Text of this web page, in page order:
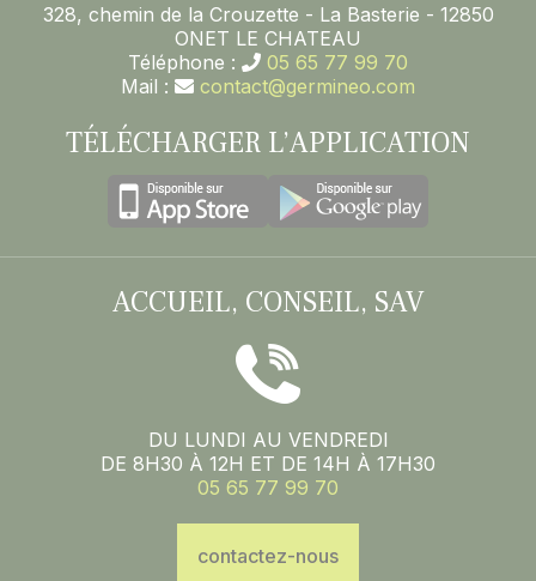
328, chemin de la Crouzette - La Basterie - 12850
ONET LE CHATEAU
Téléphone :
05 65 77 99 70
Mail :
contact@germineo.com
TÉLÉCHARGER L’APPLICATION
ACCUEIL, CONSEIL, SAV
DU LUNDI AU VENDREDI
DE 8H30 À 12H ET DE 14H À 17H30
05 65 77 99 70
contactez-nous